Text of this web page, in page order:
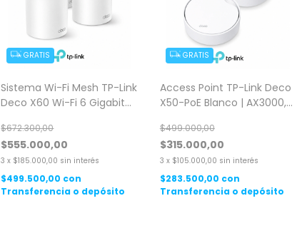
GRATIS
Sistema Wi-Fi Mesh TP-Link
Deco X60 Wi-Fi 6 Gigabit
$555.000,00
$672.300,00
3 x $185.000,00 sin interés
$499.500,00 con
Transferencia o depósito
GRATIS
Access Point TP-Link Deco
X50-PoE Blanco | AX3000,
$315.000,00
$499.000,00
3 x $105.000,00 sin interés
$283.500,00 con
Transferencia o depósito